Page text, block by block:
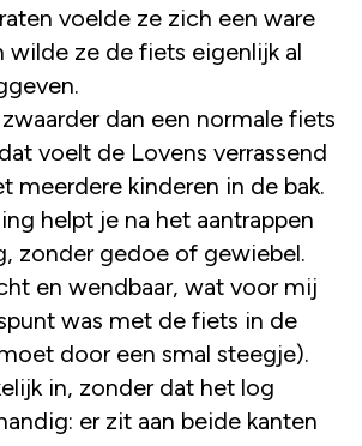
voelde ze zich een ware
wilde ze de fiets eigenlijk al
dan een normale fiets
voelt de Lovens verrassend
meerdere kinderen in de bak.
helpt je na het aantrappen
zonder gedoe of gewiebel.
en wendbaar, wat voor mij
was met de fiets in de
door een smal steegje).
in, zonder dat het log
er zit aan beide kanten